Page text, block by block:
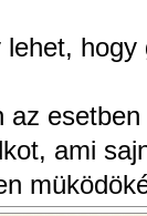
lehet,
az
ami